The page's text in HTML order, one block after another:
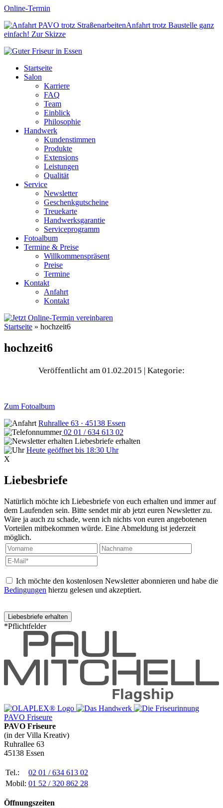
Online-Termin
Anfahrt trotz Baustelle ganz
einfach! Zur Skizze
Startseite
Salon
Karriere
FAQ
Team
Einblick
Philosophie
Handwerk
Kundenstimmen
Produkte
Extensions
Leistungen
Qualität
Service
Newsletter
Geschenkgutscheine
Treuekarte
Handwerksgarantie
Serviceprogramm
Fotoalbum
Termine & Preise
Willkommenspräsent
Preise
Termine
Kontakt
Anfahrt
Kontakt
Startseite » hochzeit6
hochzeit6
Veröffentlicht am 01.02.2015 | Kategorie:
Zum Fotoalbum
Ruhrallee 63 · 45138 Essen
02 01 / 634 613 02
Liebesbriefe erhalten
Heute geöffnet bis 18:30 Uhr
X
Liebesbriefe
Natürlich möchte ich Liebesbriefe von euch erhalten und immer auf
dem Laufenden sein. Bitte sendet mir ab jetzt euren Newsletter zu.
Wäre ja auch zu schade, wenn ich nichts von euren angebotenen
Vorteilen mitbekommen würde. Eine Abmeldung ist jederzeit
möglich.
Ich möchte den kostenlosen Newsletter abonnieren und habe die
Bedingungen hierzu gelesen und akzeptiert.
*Pflichtfelder
PAVO Friseure
PAVO Friseure
(in der Villa Kreativ)
Ruhrallee 63
45138 Essen
Tel.:
02 01 / 634 613 02
Mobil: 01 52 / 320 862 28
Öffnungszeiten